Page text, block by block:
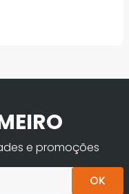
e promoções
OK